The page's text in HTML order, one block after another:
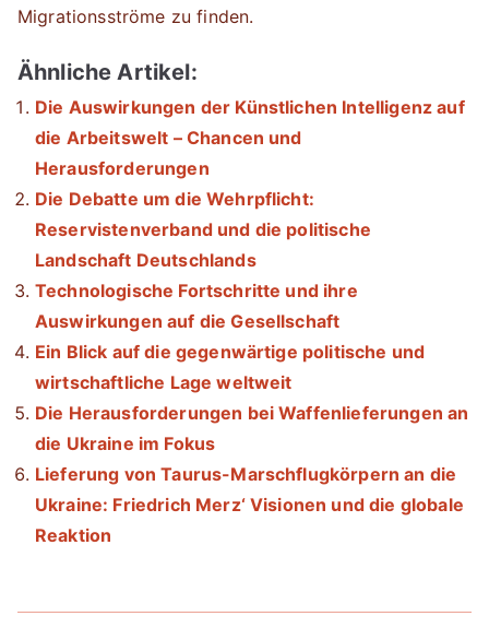
Migrationsströme zu finden.
Ähnliche Artikel:
Die Auswirkungen der Künstlichen Intelligenz auf
die Arbeitswelt – Chancen und
Herausforderungen
Die Debatte um die Wehrpflicht:
Reservistenverband und die politische
Landschaft Deutschlands
Technologische Fortschritte und ihre
Auswirkungen auf die Gesellschaft
Ein Blick auf die gegenwärtige politische und
wirtschaftliche Lage weltweit
Die Herausforderungen bei Waffenlieferungen an
die Ukraine im Fokus
Lieferung von Taurus-Marschflugkörpern an die
Ukraine: Friedrich Merz‘ Visionen und die globale
Reaktion